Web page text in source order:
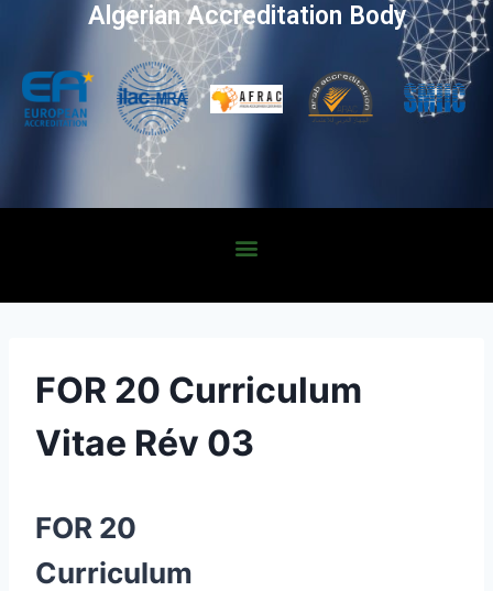
Algerian Accreditation Body
FOR 20 Curriculum
Vitae Rév 03
FOR 20
Curriculum